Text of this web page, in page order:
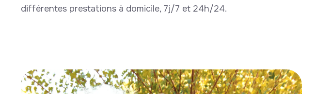
différentes prestations à domicile, 7j/7 et 24h/24.